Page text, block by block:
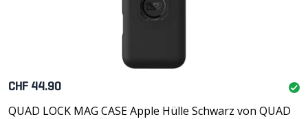
CHF 44.90
QUAD LOCK MAG CASE Apple Hülle Schwarz von QUAD